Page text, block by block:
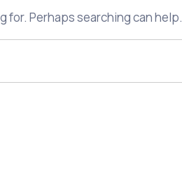
for. Perhaps searching can help.